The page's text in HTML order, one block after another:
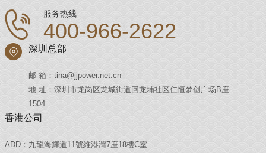
服务热线
400-966-2622
深圳总部
邮 箱：tina@jjpower.net.cn
地 址：深圳市龙岗区龙城街道回龙埔社区仁恒梦创广场B座
1504
香港公司
ADD：九龍海輝道11號維港灣7座18樓C室